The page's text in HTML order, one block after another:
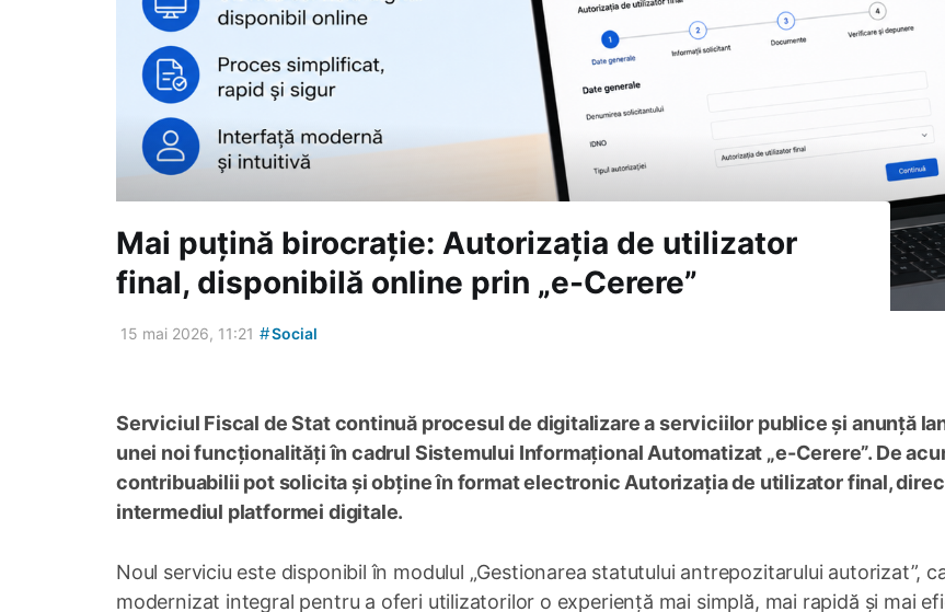
Mai puțină birocrație: Autorizația de utilizator
final, disponibilă online prin „e-Cerere”
15 mai 2026, 11:21 #Social
Serviciul Fiscal de Stat continuă procesul de digitalizare a serviciilor publice și anunță
unei noi funcționalități în cadrul Sistemului Informațional Automatizat „e-Cerere”. De
contribuabilii pot solicita și obține în format electronic Autorizația de utilizator final,
intermediul platformei digitale.
Noul serviciu este disponibil în modulul „Gestionarea statutului antrepozitarului autorizat”,
modernizat integral pentru a oferi utilizatorilor o experiență mai simplă, mai rapidă și mai